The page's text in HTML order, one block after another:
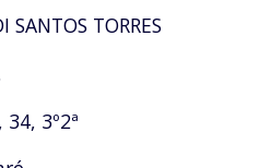
SANTOS TORRES
3º2ª